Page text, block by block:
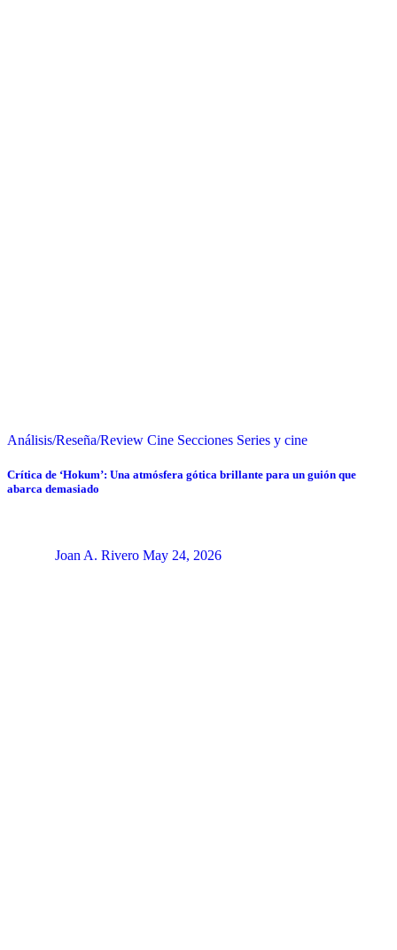
Análisis/Reseña/Review Cine Secciones Series y cine
Crítica de ‘Hokum’: Una atmósfera gótica brillante para un guión que
abarca demasiado
Joan A. Rivero May 24, 2026